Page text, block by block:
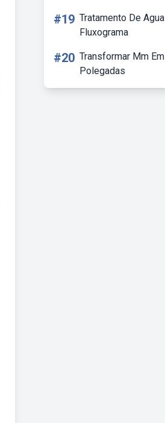
#19 Tratamento De Agua
Fluxograma
#20 Transformar Mm Em
Polegadas